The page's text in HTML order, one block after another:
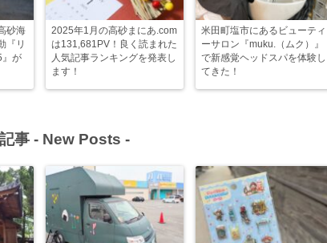
砂海
『リ
』が
2025年1月の高砂まにあ.com
は131,681PV！良く読まれた
人気記事ランキングを発表し
ます！
米田町塩市にあるビューティ
ーサロン『muku.（ムク）』
で新感覚ヘッドスパを体験し
てきた！
事 - New Posts -